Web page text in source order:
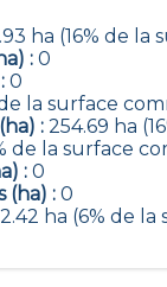
ha (16% de
: 0
0
de la surface
: 254.69 ha
de la surface
: 0
(ha) : 0
ha (6% de